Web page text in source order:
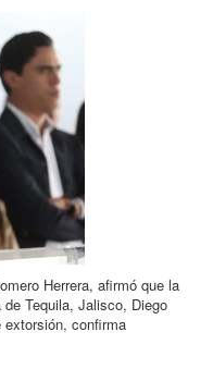
Herrera, afirmó que la
Tequila, Jalisco, Diego
extorsión, confirma